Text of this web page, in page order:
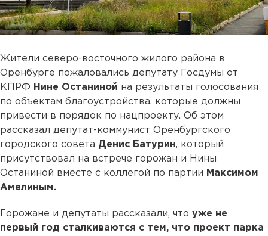
Жители северо-восточного жилого района в
Оренбурге пожаловались депутату Госдумы от
КПРФ Нине Останиной на результаты голосования
по объектам благоустройства, которые должны
привести в порядок по нацпроекту. Об этом
рассказал депутат-коммунист Оренбургского
городского совета Денис Батурин, который
присутствовал на встрече горожан и Нины
Останиной вместе с коллегой по партии Максимом
Амелиным.
Горожане и депутаты рассказали, что уже не
первый год сталкиваются с тем, что проект парка